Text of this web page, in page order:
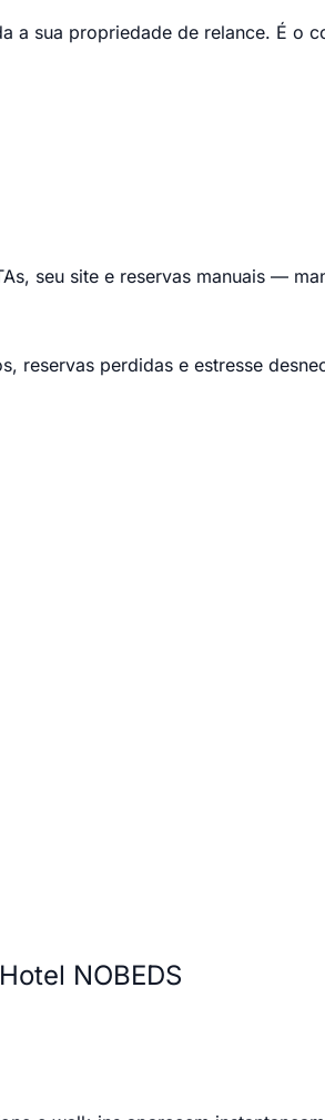
a sua propriedade de relance. É o
seu site e reservas manuais —
reservas perdidas e estresse
NOBEDS